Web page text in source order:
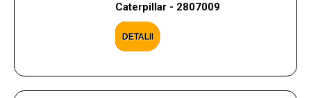
Caterpillar - 2807009
DETALII